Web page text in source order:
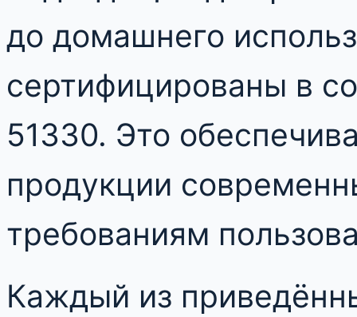
до домашнего
сертифицированы в
51330. Это
продукции
требованиям
Каждый из